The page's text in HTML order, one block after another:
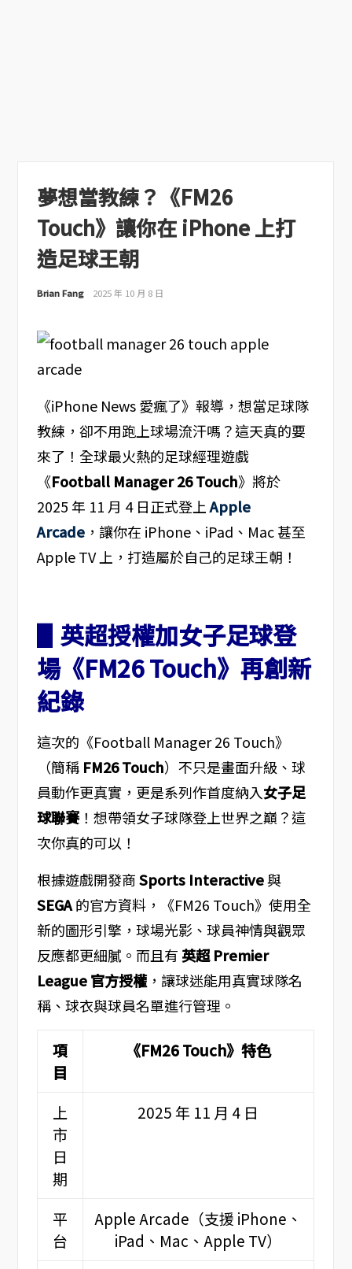
夢想當教練？《FM26
Touch》讓你在 iPhone 上打
造足球王朝
Brian Fang 2025 年 10 月 8 日
《iPhone News 愛瘋了》報導，想當足球隊
教練，卻不用跑上球場流汗嗎？這天真的要
來了！全球最火熱的足球經理遊戲
《Football Manager 26 Touch》將於
2025 年 11 月 4 日正式登上Apple
Arcade，讓你在 iPhone、iPad、Mac 甚至
Apple TV 上，打造屬於自己的足球王朝！
▋英超授權加女子足球登
場《FM26 Touch》再創新
紀錄
這次的《Football Manager 26 Touch》
（簡稱 FM26 Touch）不只是畫面升級、球
員動作更真實，更是系列作首度納入女子足
球聯賽！想帶領女子球隊登上世界之巔？這
次你真的可以！
根據遊戲開發商Sports Interactive與
SEGA的官方資料，《FM26 Touch》使用全
新的圖形引擎，球場光影、球員神情與觀眾
反應都更細膩。而且有英超 Premier
League 官方授權，讓球迷能用真實球隊名
稱、球衣與球員名單進行管理。
項
目
《FM26 Touch》特色
上
市
日
期
2025 年 11 月 4 日
平
台
Apple Arcade（支援 iPhone、
iPad、Mac、Apple TV）